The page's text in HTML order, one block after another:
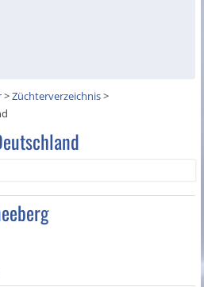
>Züchterverzeichnis>